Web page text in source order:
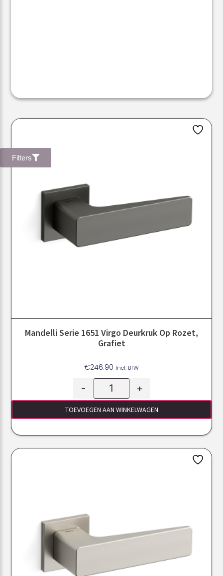
Filters
Mandelli Serie 1651 Virgo Deurkruk Op Rozet,
Grafiet
€246.90 Incl. BTW
- +
TOEVOEGEN AAN WINKELWAGEN